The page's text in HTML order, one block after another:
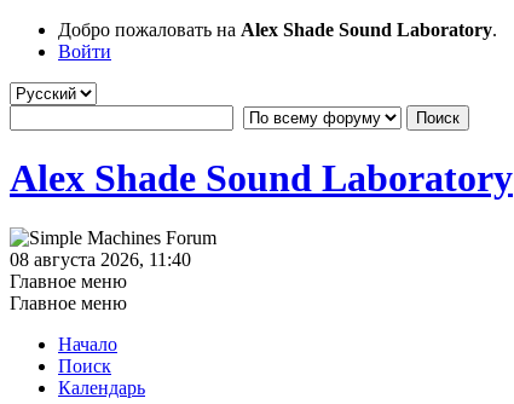
Добро пожаловать на Alex Shade Sound Laboratory.
Войти
Alex Shade Sound Laboratory
08 августа 2026, 11:40
Главное меню
Главное меню
Начало
Поиск
Календарь